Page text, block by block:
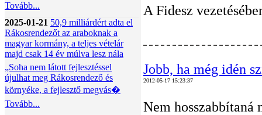
Tovább...
2025-01-21 50,9 milliárdért adta el
Rákosrendezőt az araboknak a
magyar kormány, a teljes vételár
majd csak 14 év múlva lesz nála
„Soha nem látott fejlesztéssel
újulhat meg Rákosrendező és
környéke, a fejlesztő megvás�
Tovább...
A Fidesz
Jobb, ha még idén
2012-05-17 15:23:37
Nem hosszabbítaná